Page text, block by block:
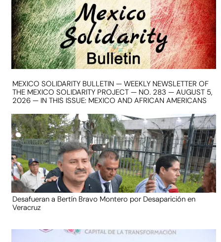
MEXICO SOLIDARITY BULLETIN — WEEKLY NEWSLETTER OF
THE MEXICO SOLIDARITY PROJECT — NO. 283 — AUGUST 5,
2026 — IN THIS ISSUE: MEXICO AND AFRICAN AMERICANS
Desafueran a Bertín Bravo Montero por Desaparición en
Veracruz